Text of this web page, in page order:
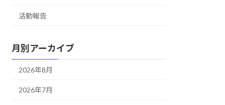
活動報告
月別アーカイブ
2026年8月
2026年7月